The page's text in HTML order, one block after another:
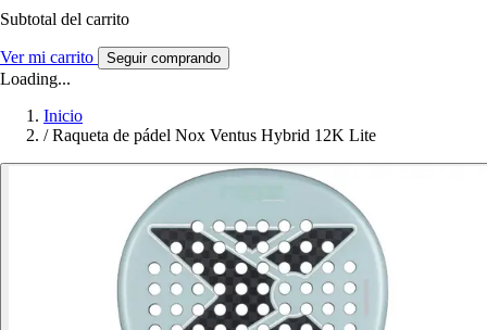
Subtotal del carrito
Ver mi carrito Seguir comprando
Loading...
Inicio
/ Raqueta de pádel Nox Ventus Hybrid 12K Lite